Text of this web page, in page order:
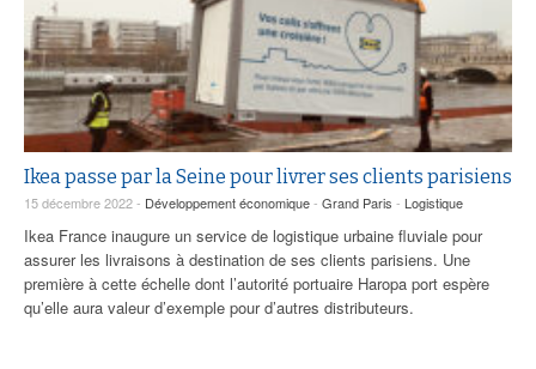
Ikea passe par la Seine pour livrer ses clients parisiens
15 décembre 2022 - Développement économique- Grand Paris - Logistique
Ikea France inaugure un service de logistique urbaine fluviale pour
assurer les livraisons à destination de ses clients parisiens. Une
première à cette échelle dont l’autorité portuaire Haropa port espère
qu’elle aura valeur d’exemple pour d’autres distributeurs.